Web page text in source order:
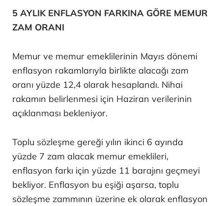
5 AYLIK ENFLASYON FARKINA GÖRE MEMUR
ZAM ORANI
Memur ve memur emeklilerinin Mayıs dönemi
enflasyon rakamlarıyla birlikte alacağı zam
oranı yüzde 12,4 olarak hesaplandı. Nihai
rakamın belirlenmesi için Haziran verilerinin
açıklanması bekleniyor.
Toplu sözleşme gereği yılın ikinci 6 ayında
yüzde 7 zam alacak memur emeklileri,
enflasyon farkı için yüzde 11 barajını geçmeyi
bekliyor. Enflasyon bu eşiği aşarsa, toplu
sözleşme zammının üzerine ek olarak enflasyon